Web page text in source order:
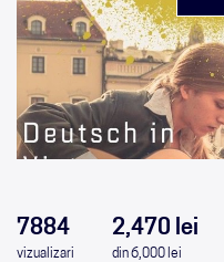
7884
vizualizari
2,470 lei
din 6,000 lei